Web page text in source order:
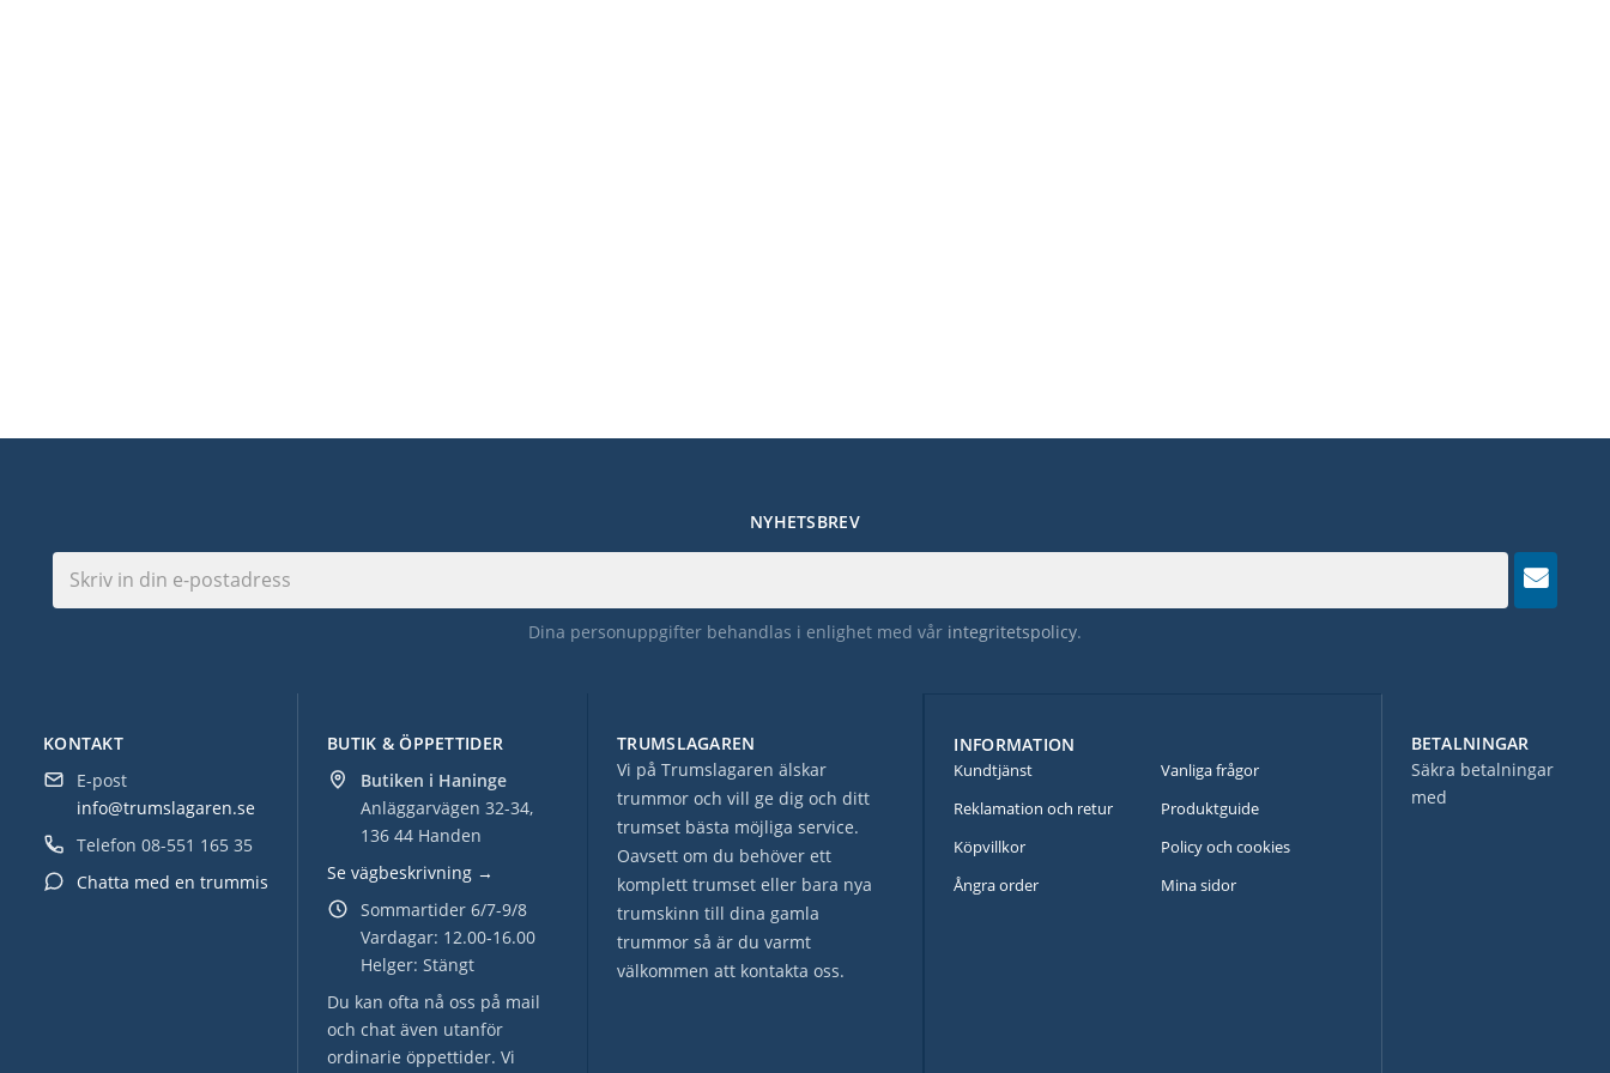
BUTIK & ÖPPETTIDER
Butiken i Haninge
Anläggarvägen 32-34,
136 44 Handen
Se vägbeskrivning →
Sommartider 6/7-9/8
Vardagar: 12.00-16.00
Helger: Stängt
Du kan ofta nå oss på mail
och chat även utanför
ordinarie öppettider. Vi
BETALNINGAR
Säkra betalningar
med
KONTAKT
E-post
info@trumslagaren.se
Telefon 08-551 165 35
Chatta med en trummis
TRUMSLAGAREN
Vi på Trumslagaren älskar
trummor och vill ge dig och ditt
trumset bästa möjliga service.
Oavsett om du behöver ett
komplett trumset eller bara nya
trumskinn till dina gamla
trummor så är du varmt
välkommen att kontakta oss.
NYHETSBREV
Dina personuppgifter behandlas i enlighet med vår integritetspolicy.
INFORMATION
Kundtjänst
Reklamation och retur
Köpvillkor
Ångra order
Vanliga frågor
Produktguide
Policy och cookies
Mina sidor